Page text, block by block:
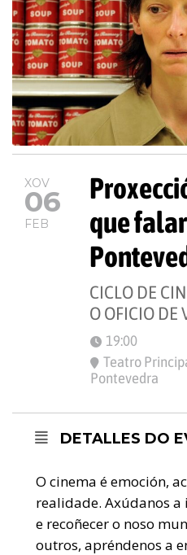
XOV
06
FEB
que
CICLO DE
O OFICIO DE
19:00
Teatro
Pontevedra
DETALLES DO
O cinema é emoción,
realidade. Axúdanos
e recoñecer o noso
outros, apréndenos a